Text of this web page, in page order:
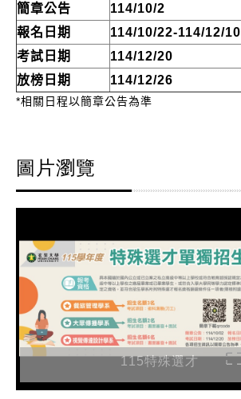
簡章公告
114/10/2
報名日期
114/10/22-114/12/10
考試日期
114/12/20
放榜日期
114/12/26
*相關日程以簡章公告為準
圖片瀏覽
115特殊選才